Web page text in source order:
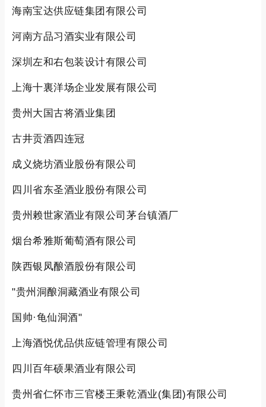
海南宝达供应链集团有限公司
河南方品习酒实业有限公司
深圳左和右包装设计有限公司
上海十裏洋场企业发展有限公司
贵州大国古将酒业集团
古井贡酒四连冠
成义烧坊酒业股份有限公司
四川省东圣酒业股份有限公司
贵州赖世家酒业有限公司茅台镇酒厂
烟台希雅斯葡萄酒有限公司
陕西银凤酿酒股份有限公司
"贵州洞酿洞藏酒业有限公司
国帅·龟仙洞酒"
上海酒悦优品供应链管理有限公司
四川百年硕果酒业有限公司
贵州省仁怀市三官楼王秉乾酒业(集团)有限公司